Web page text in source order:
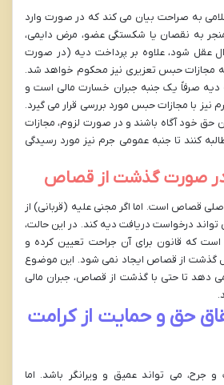
اسلامی به صراحت بیان می کند که در صورت وارد
به نقصان یا شکستگی عضو، مرض دایمی،
عقل شود، علاوه بر پرداخت دیه (در صورت
مجازات حبس تعزیری نیز محکوم خواهد شد.
صرفاً یک جنبه جبران خسارت مالی است و
نیز با مجازات حبس مورد بررسی قرار می گیرد.
حق خود آگاه باشند و در صورت لزوم، مجازات
کنند تا جنبه عمومی جرم نیز مورد رسیدگی
در صورت گذشت از قصاص
قصاص است. اما اگر مجنی علیه (قربانی) از
درخواست دریافت دیه کند. در این حالت،
که قانون برای آن جراحت تعیین کرده و
گذشت از قصاص ایجاد نمی شود. این موضوع
دهد تا حتی با گذشت از قصاص، جبران مالی
حق و حمایت از کرامت
جرح، می تواند عمیق و ویرانگر باشد. اما